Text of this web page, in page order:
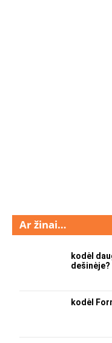
Ar žinai…
kodėl
dešinėje?
kodėl